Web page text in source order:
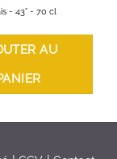
- 43° - 70 cl
AU